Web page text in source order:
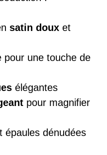
satin doux et
pour une touche de
élégantes
pour magnifier
épaules dénudées